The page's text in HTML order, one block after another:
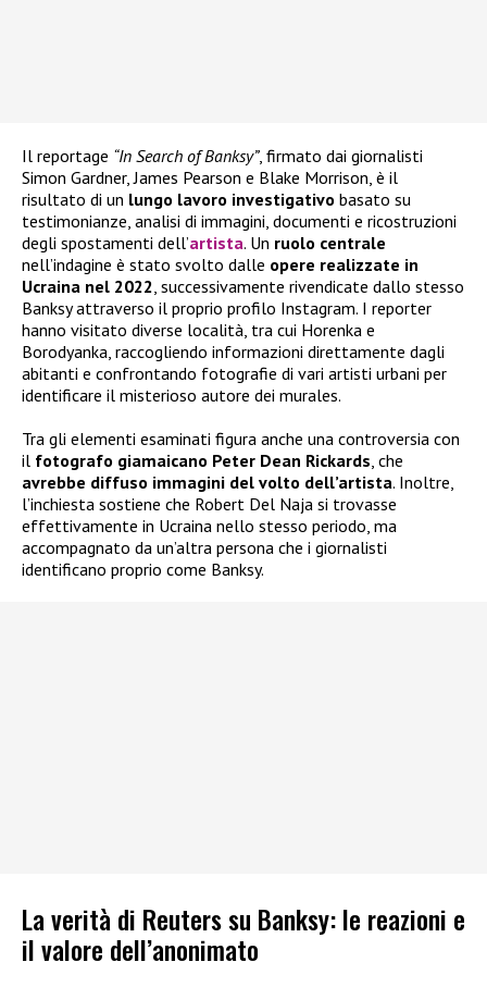
Il reportage “In Search of Banksy”, firmato dai giornalisti
Simon Gardner, James Pearson e Blake Morrison, è il
risultato di un lungo lavoro investigativo basato su
testimonianze, analisi di immagini, documenti e ricostruzioni
degli spostamenti dell’artista. Un ruolo centrale
nell’indagine è stato svolto dalle opere realizzate in
Ucraina nel 2022, successivamente rivendicate dallo stesso
Banksy attraverso il proprio profilo Instagram. I reporter
hanno visitato diverse località, tra cui Horenka e
Borodyanka, raccogliendo informazioni direttamente dagli
abitanti e confrontando fotografie di vari artisti urbani per
identificare il misterioso autore dei murales.
Tra gli elementi esaminati figura anche una controversia con
il fotografo giamaicano Peter Dean Rickards, che
avrebbe diffuso immagini del volto dell’artista. Inoltre,
l’inchiesta sostiene che Robert Del Naja si trovasse
effettivamente in Ucraina nello stesso periodo, ma
accompagnato da un’altra persona che i giornalisti
identificano proprio come Banksy.
La verità di Reuters su Banksy: le reazioni e
il valore dell’anonimato